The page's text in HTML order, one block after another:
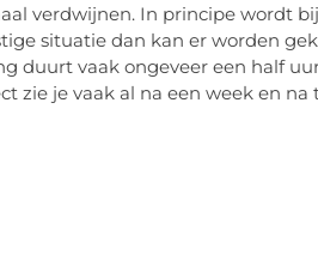
verdwijnen. In principe wordt
situatie dan kan er worden
duurt vaak ongeveer een half
zie je vaak al na een week en